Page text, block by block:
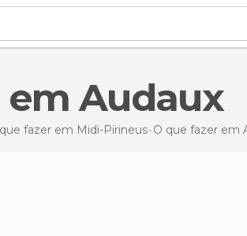
em Audaux
fazer em Midi-Pirineus O que fazer em